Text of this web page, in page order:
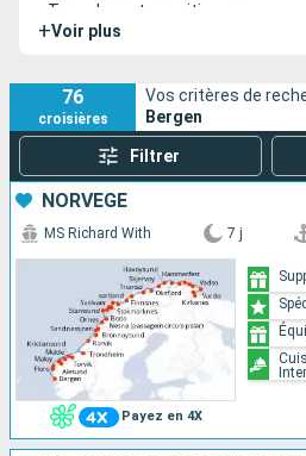
• Type de port : maritime
• Destination principale desservie :
+Voir plus
76
croisières
Vos critères de
Bergen
Filtrer
NORVÈGE
Payez en 4X
MS Richard With 7 j